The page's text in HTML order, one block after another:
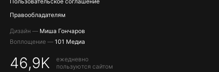
Правообладателям
Дизайн — Миша Гончаров
Воплощение — 101 Медиа
46,9K
ежедневно
пользуются сайтом